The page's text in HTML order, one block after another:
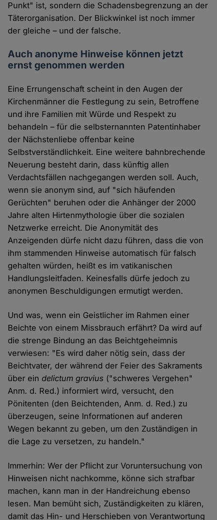
Punkt" ist, sondern die Schadensbegrenzung an der
Täterorganisation. Der Blickwinkel ist noch immer
der gleiche – und der falsche.
Auch anonyme Hinweise können jetzt
ernst genommen werden
Eine Errungenschaft scheint in den Augen der
Kirchenmänner die Festlegung zu sein, Betroffene
und ihre Familien mit Würde und Respekt zu
behandeln – für die selbsternannten Patentinhaber
der Nächstenliebe offenbar keine
Selbstverständlichkeit. Eine weitere bahnbrechende
Neuerung besteht darin, dass künftig allen
Verdachtsfällen nachgegangen werden soll. Auch,
wenn sie anonym sind, auf "sich häufenden
Gerüchten" beruhen oder die Anhänger der 2000
Jahre alten Hirtenmythologie über die sozialen
Netzwerke erreicht. Die Anonymität des
Anzeigenden dürfe nicht dazu führen, dass die von
ihm stammenden Hinweise automatisch für falsch
gehalten würden, heißt es im vatikanischen
Handlungsleitfaden. Keinesfalls dürfe jedoch zu
anonymen Beschuldigungen ermutigt werden.
Und was, wenn ein Geistlicher im Rahmen einer
Beichte von einem Missbrauch erfährt? Da wird auf
die strenge Bindung an das Beichtgeheimnis
verwiesen: "Es wird daher nötig sein, dass der
Beichtvater, der während der Feier des Sakraments
über eindelictum gravius ("schweres Vergehen"
Anm. d. Red.) informiert wird, versucht, den
Pönitenten (den Beichtenden, Anm. d. Red.) zu
überzeugen, seine Informationen auf anderen
Wegen bekannt zu geben, um den Zuständigen in
die Lage zu versetzen, zu handeln."
Immerhin: Wer der Pflicht zur Voruntersuchung von
Hinweisen nicht nachkomme, könne sich strafbar
machen, kann man in der Handreichung ebenso
lesen. Man bemüht sich, Zuständigkeiten zu klären,
damit das Hin- und Herschieben von Verantwortung